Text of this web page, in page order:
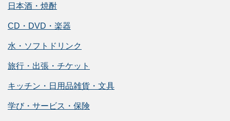
日本酒・焼酎
CD・DVD・楽器
水・ソフトドリンク
旅行・出張・チケット
キッチン・日用品雑貨・文具
学び・サービス・保険